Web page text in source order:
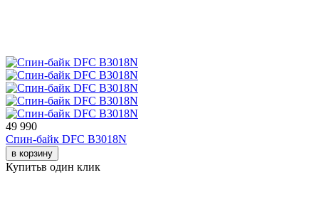
49 990
Спин-байк DFC B3018N
в корзину
Купитьв один клик